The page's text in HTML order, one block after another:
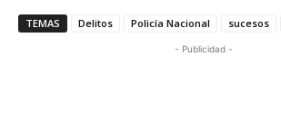
TEMAS Delitos Policía Nacional sucesos
- Publicidad -